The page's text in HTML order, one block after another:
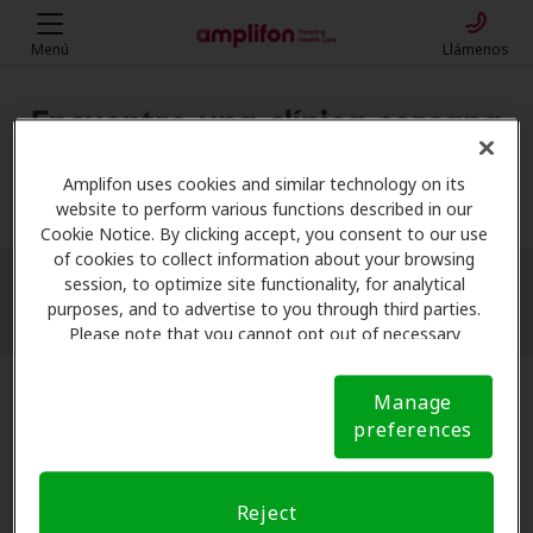
Amplifon uses cookies and similar technology on its
website to perform various functions described in our
Cookie Notice. By clicking accept, you consent to our use
of cookies to collect information about your browsing
session, to optimize site functionality, for analytical
purposes, and to advertise to you through third parties.
Please note that you cannot opt out of necessary
Notice (link here below). If you are using an opt-out
preference signal, we will honor that signal. Cookie
Manage
preferences
Reject
Menú Llámenos
Encuentre una clínica cercana
Mi ubicación
More filters